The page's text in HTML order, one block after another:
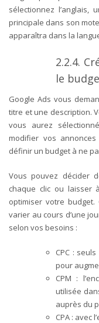
sélectionnez l’anglais,
principale dans son
apparaîtra dans la
2.2.4.
le
Google Ads vous
titre et une description.
vous aurez
modifier vos
définir un budget à ne
Vous pouvez décider
chaque clic ou laisser
optimiser votre
varier au cours d’une
selon vos besoins :
CPC :
pour
CPM :
utilisée
auprès du
CPA : avec